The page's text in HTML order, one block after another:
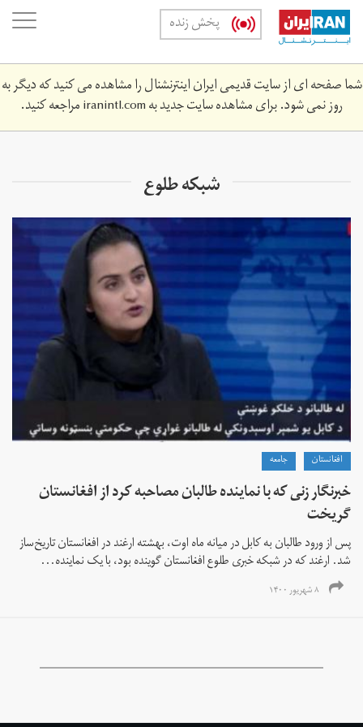
Skip
main
content
پخش زنده
شما صفحه ای از سایت قدیمی ایران اینترنشنال را مشاهده می کنید که دیگر به
روز نمی شود. برای مشاهده سایت جدید بهiranintl.comمراجعه کنید.
شبکه طلوع
افغانستان جامعه
خبرنگار زنی که با نماینده طالبان مصاحبه کرد از افغانستان
گریخت
پس از ورود طالبان به کابل در میانه ماه اوت، بهشته ارغند در افغانستان تاریخ‌ساز
شد. ارغند که در شبکه خبری طلوع افغانستان گوینده بود، با یک نماینده...
۸ شهریور ۱۴۰۰